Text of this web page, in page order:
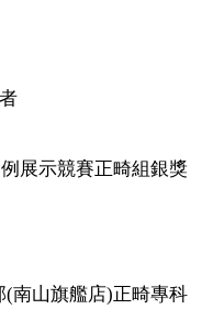
展示競賽正畸組銀獎
南山旗艦店)正畸專科